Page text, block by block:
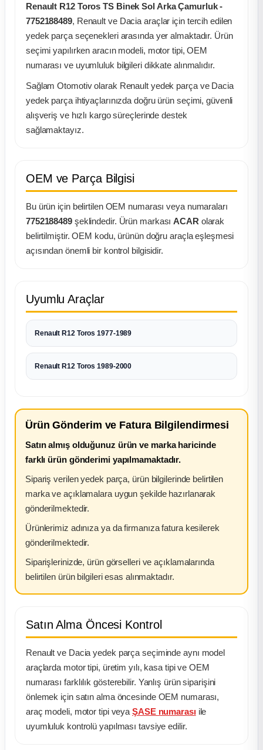
Parça
Parça
Renault R12 Toros TS Binek Sol Arka Çamurluk -
7752188489, Renault ve Dacia araçlar için tercih edilen
yedek parça seçenekleri arasında yer almaktadır. Ürün
seçimi yapılırken aracın modeli, motor tipi, OEM
numarası ve uyumluluk bilgileri dikkate alınmalıdır.
Sağlam Otomotiv olarak Renault yedek parça ve Dacia
yedek parça ihtiyaçlarınızda doğru ürün seçimi, güvenli
alışveriş ve hızlı kargo süreçlerinde destek
sağlamaktayız.
OEM ve Parça Bilgisi
Bu ürün için belirtilen OEM numarası veya numaraları
7752188489şeklindedir. Ürün markasıACAR olarak
belirtilmiştir. OEM kodu, ürünün doğru araçla eşleşmesi
açısından önemli bir kontrol bilgisidir.
Uyumlu Araçlar
Renault R12 Toros 1977-1989
Renault R12 Toros 1989-2000
Ürün Gönderim ve Fatura Bilgilendirmesi
Satın almış olduğunuz ürün ve marka haricinde
farklı ürün gönderimi yapılmamaktadır.
Sipariş verilen yedek parça, ürün bilgilerinde belirtilen
marka ve açıklamalara uygun şekilde hazırlanarak
gönderilmektedir.
Ürünlerimiz adınıza ya da firmanıza fatura kesilerek
gönderilmektedir.
Siparişlerinizde, ürün görselleri ve açıklamalarında
belirtilen ürün bilgileri esas alınmaktadır.
Satın Alma Öncesi Kontrol
Renault ve Dacia yedek parça seçiminde aynı model
araçlarda motor tipi, üretim yılı, kasa tipi ve OEM
numarası farklılık gösterebilir. Yanlış ürün siparişini
önlemek için satın alma öncesinde OEM numarası,
araç modeli, motor tipi veyaŞASE numarasıile
uyumluluk kontrolü yapılması tavsiye edilir.